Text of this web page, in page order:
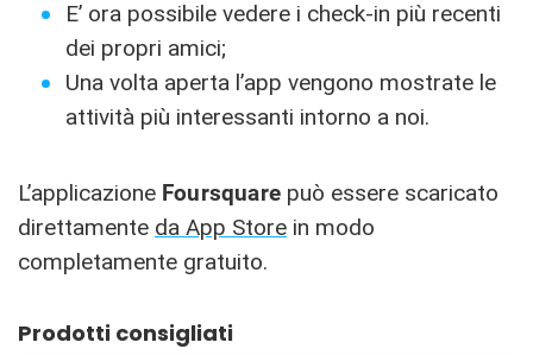
E’ ora possibile vedere i check-in più recenti
dei propri amici;
Una volta aperta l’app vengono mostrate le
attività più interessanti intorno a noi.
L’applicazione Foursquare può essere scaricato
direttamente da App Store in modo
completamente gratuito.
Prodotti consigliati